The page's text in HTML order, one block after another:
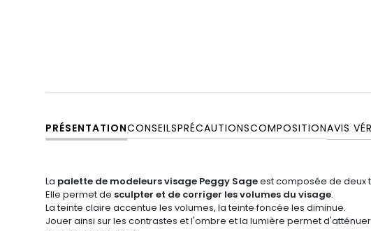
PRÉSENTATIONCONSEILSPRÉCAUTIONSCOMPOSITIONAVIS
La palette de modeleurs visage Peggy Sageest composée de deux
Elle permet de sculpter et de corriger les volumes du visage.
La teinte claire accentue les volumes, la teinte foncée les diminue.
Jouer ainsi sur les contrastes et l'ombre et la lumière permet